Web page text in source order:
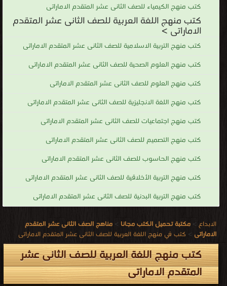
كتب منهج الكيمياء للصف الثانى عشر المتقدم الاماراتى
كتب منهج اللغة العربية للصف الثانى عشر المتقدم
الاماراتى >
كتب منهج التربية الاسلامية للصف الثانى عشر المتقدم الاماراتى
كتب منهج العلوم الصحية للصف الثانى عشر المتقدم الاماراتى
كتب منهج العلوم للصف الثانى عشر المتقدم الاماراتى
كتب منهج اللغة الانجليزية للصف الثانى عشر المتقدم الاماراتى
كتب منهج اجتماعيات للصف الثانى عشر المتقدم الاماراتى
كتب منهج التصميم للصف الثانى عشر المتقدم الاماراتى
كتب منهج الحاسوب للصف الثانى عشر المتقدم الاماراتى
كتب منهج التربية الأخلاقية للصف الثانى عشر المتقدم الاماراتى
كتب منهج التربية البدنية للصف الثانى عشر المتقدم الاماراتى
الابداع > مكتبة تحميل الكتب مجانا > مناهج الصف الثانى عشر المتقدم
الاماراتى > كتب في منهج اللغة العربية للصف الثانى عشر المتقدم الاماراتى
كتب منهج اللغة العربية للصف الثانى عشر
المتقدم الاماراتى